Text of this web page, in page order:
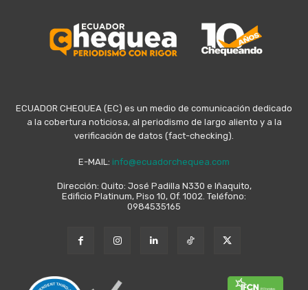
ECUADOR CHEQUEA (EC) es un medio de comunicación dedicado
a la cobertura noticiosa, al periodismo de largo aliento y a la
verificación de datos (fact-checking).
E-MAIL: info@ecuadorchequea.com
Dirección: Quito: José Padilla N330 e Iñaquito,
Edificio Platinum, Piso 10, Of. 1002. Teléfono:
0984535165